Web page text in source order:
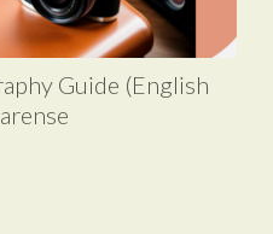
Guide (English